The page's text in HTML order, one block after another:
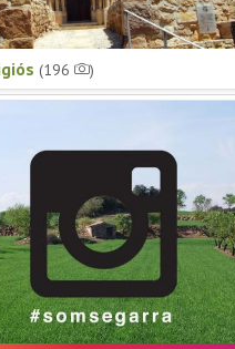
(196 )